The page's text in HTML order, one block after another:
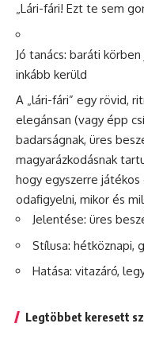
„Lári-fári! Ezt te sem
Jó tanács: baráti
inkább kerüld
A „lári-fári” egy rövid,
elegánsan (vagy épp
badarságnak, üres
magyarázkodásnak
hogy egyszerre
odafigyelni, mikor és
Jelentése: üres
Stílusa: hétköznapi,
Hatása: vitazáró,
Legtöbbet keresett